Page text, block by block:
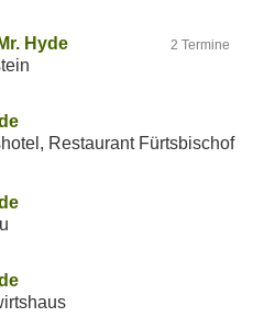
2 Termine
Hyde
Restaurant Fürtsbischof